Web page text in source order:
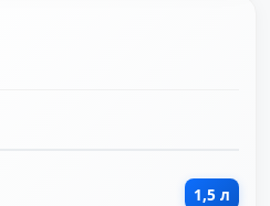
1,5 л